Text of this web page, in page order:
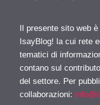
Il presente sito web
IsayBlog! la cui rete
tematici di
contano sul
del settore. Per
collaborazioni: